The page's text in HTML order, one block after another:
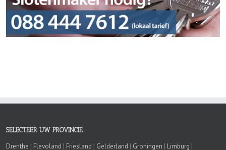
SELECTEER UW PROVINCIE
Drenthe | Flevoland | Friesland | Gelderland | Groningen | Limburg |